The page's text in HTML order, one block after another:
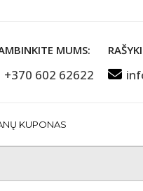
MUMS:
+370 602 62622
KUPONAS